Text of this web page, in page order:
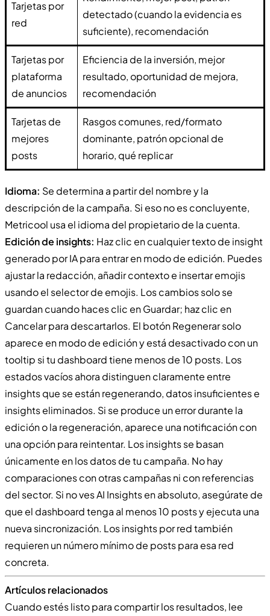
Tarjetas por
red
detectado (cuando la evidencia es
suficiente), recomendación
Tarjetas por
plataforma
de anuncios
Eficiencia de la inversión, mejor
resultado, oportunidad de mejora,
recomendación
Tarjetas de
mejores
posts
Rasgos comunes, red/formato
dominante, patrón opcional de
horario, qué replicar
Idioma: Se determina a partir del nombre y la
descripción de la campaña. Si eso no es concluyente,
Metricool usa el idioma del propietario de la cuenta.
Edición de insights: Haz clic en cualquier texto de insight
generado por IA para entrar en modo de edición. Puedes
ajustar la redacción, añadir contexto e insertar emojis
usando el selector de emojis. Los cambios solo se
guardan cuando haces clic en Guardar; haz clic en
Cancelar para descartarlos. El botón Regenerar solo
aparece en modo de edición y está desactivado con un
tooltip si tu dashboard tiene menos de 10 posts. Los
estados vacíos ahora distinguen claramente entre
insights que se están regenerando, datos insuficientes e
insights eliminados. Si se produce un error durante la
edición o la regeneración, aparece una notificación con
una opción para reintentar. Los insights se basan
únicamente en los datos de tu campaña. No hay
comparaciones con otras campañas ni con referencias
del sector. Si no ves AI Insights en absoluto, asegúrate de
que el dashboard tenga al menos 10 posts y ejecuta una
nueva sincronización. Los insights por red también
requieren un número mínimo de posts para esa red
concreta.
Artículos relacionados
Cuando estés listo para compartir los resultados, lee